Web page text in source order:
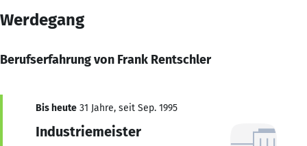
Werdegang
Berufserfahrung von Frank Rentschler
Bis heute 31 Jahre, seit Sep. 1995
Industriemeister